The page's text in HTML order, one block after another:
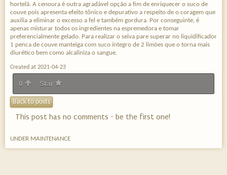
hortelã. A cenoura é outra agradável opção a fim de enriquecer o suco de
couve pois apresenta efeito tônico e depurativo a respeito de o coragem que
auxilia a eliminar o excesso a fel e também gordura. Por conseguinte, é
apenas misturar todos os ingredientes na espremedora e tomar
preferencialmente gelado. Para realizar o seiva pare superar no liquidificador
1 penca de couve manteiga com suco íntegro de 2 limões que o torna mais
diurético bem como alcaliniza o sangue.
Created at 2021-04-23
0 Star
Back to posts
This post has no comments - be the first one!
UNDER MAINTENANCE